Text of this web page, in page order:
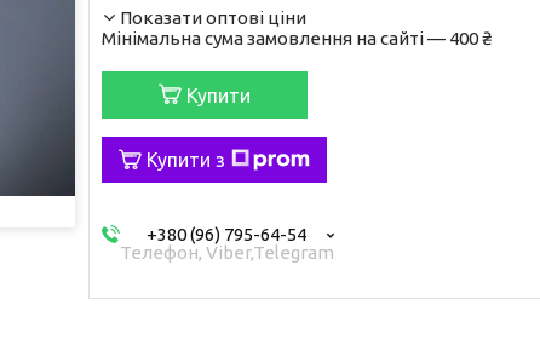
Показати оптові ціни
Мінімальна сума замовлення на сайті — 400 ₴
Купити
Купити з
+380 (96) 795-64-54
Телефон, Viber,Telegram